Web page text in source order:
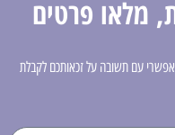
מלאו פרטים
עם תשובה על זכאותכם לקבלת